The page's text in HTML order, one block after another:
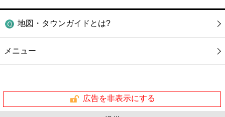
地図・タウンガイドとは?
メニュー
広告を非表示にする